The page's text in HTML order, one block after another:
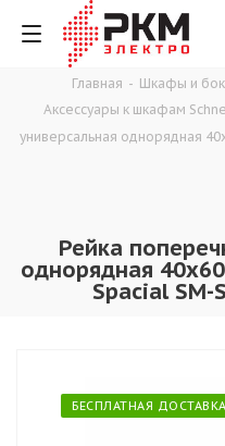
Главная - Шкафы и
Аксессуары к шкафам
универсальная однорядная
Рейка
однорядная
Spacial SM-
БЕСПЛАТНАЯ ДОСТАВКА